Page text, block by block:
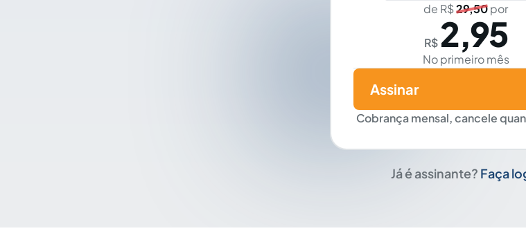
de R$29,50por
R$ 2,95
No primeiro mês
Cobrança mensal, cancele
Assinar
Já é assinante? Faça